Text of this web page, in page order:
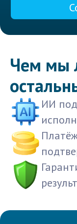
Чем мы
ИИ